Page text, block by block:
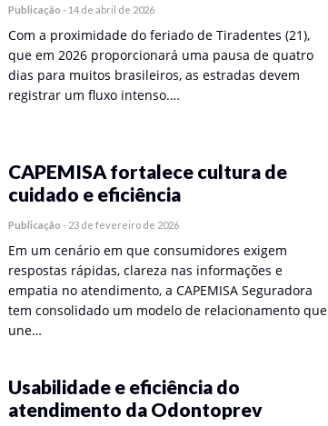
Publicação - 14 de abril de 2026
Com a proximidade do feriado de Tiradentes (21),
que em 2026 proporcionará uma pausa de quatro
dias para muitos brasileiros, as estradas devem
registrar um fluxo intenso.…
CAPEMISA fortalece cultura de
cuidado e eficiência
Publicação - 23 de fevereiro de 2026
Em um cenário em que consumidores exigem
respostas rápidas, clareza nas informações e
empatia no atendimento, a CAPEMISA Seguradora
tem consolidado um modelo de relacionamento que
une…
Usabilidade e eficiência do
atendimento da Odontoprev